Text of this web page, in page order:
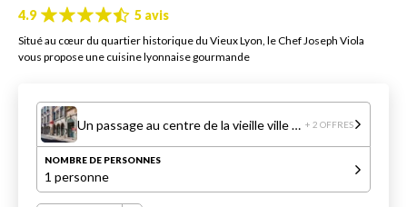
4.9 5 avis
Situé au cœur du quartier historique du Vieux Lyon, le Chef Joseph Viola
vous propose une cuisine lyonnaise gourmande
Un passage au centre de la vieille ville de Lyon + 2 OFFRES
NOMBRE DE PERSONNES
1 personne